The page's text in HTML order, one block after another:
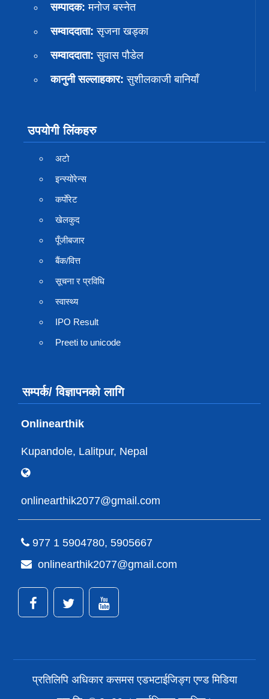
सम्पादक: मनोज बस्नेत
सम्वाददाता: सृजना खड्का
सम्वाददाता: सुवास पाैडेल
कानुनी सल्लाहकार: सुशीलकाजी बानियाँ
उपयोगी लिंकहरु
अटो
इन्स्योरेन्स
कर्पाेरेट
खेलकुद
पूँजीबजार
बैंक/वित्त
सूचना र प्रविधि
स्वास्थ्य
IPO Result
Preeti to unicode
सम्पर्क/ विज्ञापनको लागि
Onlinearthik
Kupandole, Lalitpur, Nepal
onlinearthik2077@gmail.com
977 1 5904780, 5905667
onlinearthik2077@gmail.com
प्रतिलिपि अधिकार कसमस एडभटाईजिङ्ग एण्ड मिडिया